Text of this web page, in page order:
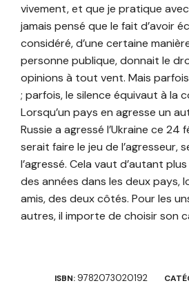
vivement, et que je pratique avec
jamais pensé que le fait d’avoir
considéré, d’une certaine
personne publique, donnait le
opinions à tout vent. Mais parfois
; parfois, le silence équivaut à la
Lorsqu’un pays en agresse un
Russie a agressé l’Ukraine ce 24
serait faire le jeu de l’agresseur,
l’agressé. Cela vaut d’autant
des années dans les deux pays,
amis, des deux côtés. Pour les
autres, il importe de choisir son
ISBN: 9782073020192